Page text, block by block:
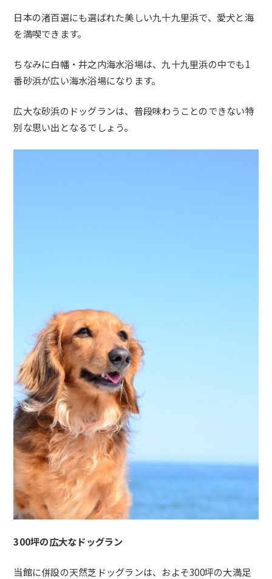
日本の渚百選にも選ばれた美しい九十九里浜で、愛犬と海
を満喫できます。
ちなみに白幡・井之内海水浴場は、九十九里浜の中でも1
番砂浜が広い海水浴場になります。
広大な砂浜のドッグランは、普段味わうことのできない特
別な思い出となるでしょう。
300坪の広大なドッグラン
当館に併設の天然芝ドッグランは、およそ300坪の大満足